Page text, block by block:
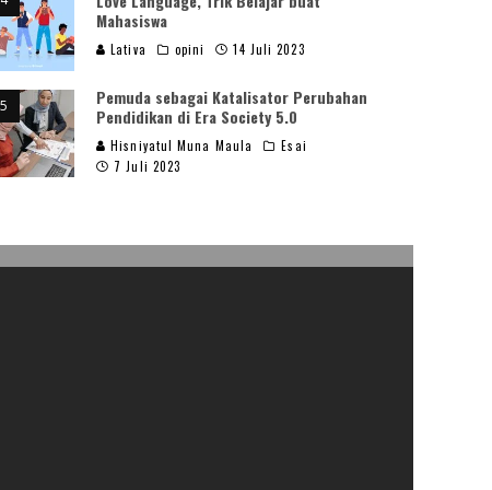
Mahasiswa
Lativa opini 14 Juli 2023
Pemuda sebagai Katalisator Perubahan
Pendidikan di Era Society 5.0
Hisniyatul Muna Maula
Esai
7 Juli 2023